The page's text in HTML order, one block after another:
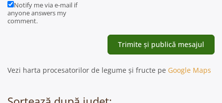
Notify me via e-mail if
anyone answers my
comment.
Vezi harta procesatorilor de legume și fructe pe Google Maps